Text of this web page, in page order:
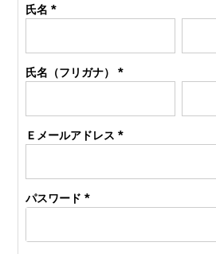
氏名
氏名（フリガナ）
Ｅメールアドレス
パスワード